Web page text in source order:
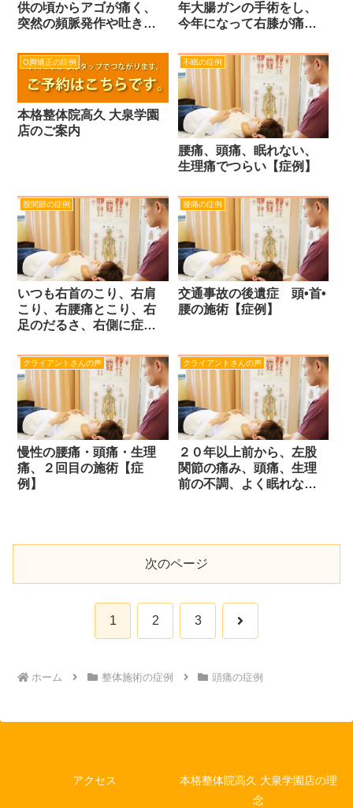
供の頃からアゴが痛く、
突然の頻脈発作や吐き気
なれない、などで悩んで
いたが病院では原因不明
を診断された。（33歳・
女性）
年大腸ガンの手術をし、
今年になって右膝が痛く
頭が痛くて夜眠れなかっ
た。（７８歳男性）
O脚矯正の症例
本格整体院高久 大泉学園
店のご案内
不眠の症例
腰痛、頭痛、眠れない、
生理痛でつらい【症例】
股関節の症例
いつも右首のこり、右肩
こり、右腰痛とこり、右
足のだるさ、右側に症状
腰痛の症例
交通事故の後遺症 頭•首•
腰の施術【症例】
クライアントさんの声
慢性の腰痛・頭痛・生理
痛、２回目の施術【症
例】
クライアントさんの声
２０年以上前から、左股
関節の痛み、頭痛、生理
前の不調、よく眠れない
次のページ
1 2 3 次
ホーム 整体施術の症例 頭痛の症例
アクセス
本格整体院高久 大泉学園店の理
念